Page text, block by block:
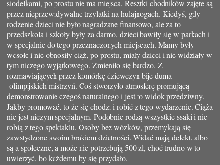
siodełkami, po prostu nie ma miejsca. Resztki chodników zajęte są
przez nieprzewidywalne trzylatki na hulajnogach. Kiedyś, gdy
rodzenie dzieci nie było nagradzane finansowo, ale za to
przedszkola i szkoły były za darmo, dzieci bawiły się w parkach i
w specjalnie do tego przeznaczonych miejscach. Mamy były
wesołe i nie obnosiły ciąż, po prostu, miały dzieci i nie widziały w
tym niczego wyjątkowego. Zmieniło się bardzo. Z
rozmawiających przez komórkę dziewczyn bije duma
olimpijskich mistrzyń. Coś stworzyło atmosferę promującą
demonstrowanie czegoś naturalnego i jest to widok przedziwny.
Jakby promować, to że się chodzi i robić z tego wydarzenie. Ciąża
nie jest niczym specjalnym. Podobnie rodzą wszystkie ssaki i nie
robią z tego spektaklu. Osoby bez wózków, przemykają się
zawstydzone swoim brakiem dzietności. Widać mają defekt, albo
są a społeczne, a może nie potrzebują 500 zł, choć trudno w to
uwierzyć, bo każdemu by się przydało.